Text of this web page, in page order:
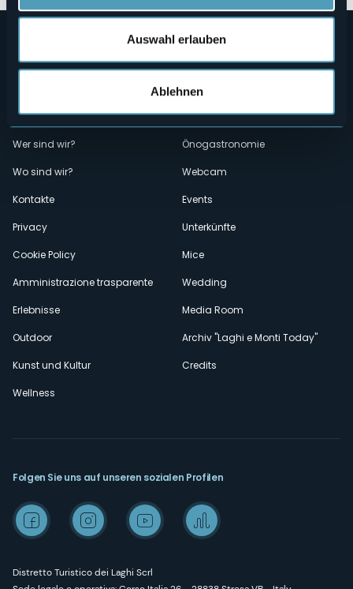
Auswahl erlauben
Ablehnen
Menù
secondario
Wer sind wir?
Wo sind wir?
Kontakte
Privacy
Cookie Policy
Amministrazione trasparente
Erlebnisse
Outdoor
Kunst und Kultur
Wellness
Önogastronomie
Webcam
Events
Unterkünfte
Mice
Wedding
Media Room
Archiv "Laghi e Monti Today"
Credits
Distretto Turistico dei Laghi Scrl
Folgen Sie uns auf unseren sozialen Profilen